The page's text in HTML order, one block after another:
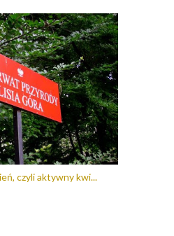
czyli aktywny kwi...